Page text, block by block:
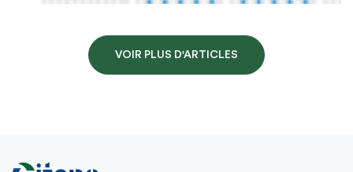
VOIR PLUS D'ARTICLES